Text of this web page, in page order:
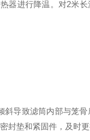
器进行降温。对2米
导致滤筒内部与笼骨
封垫和紧固件，及时更